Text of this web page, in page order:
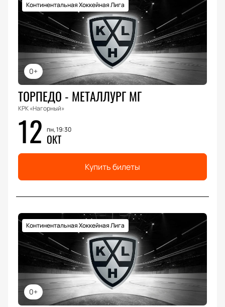
0+
Континентальная Хоккейная Лига
ТОРПЕДО - МЕТАЛЛУРГ МГ
КРК «Нагорный»
12 пн, 19:30
ОКТ
Купить билеты
0+
Континентальная Хоккейная Лига